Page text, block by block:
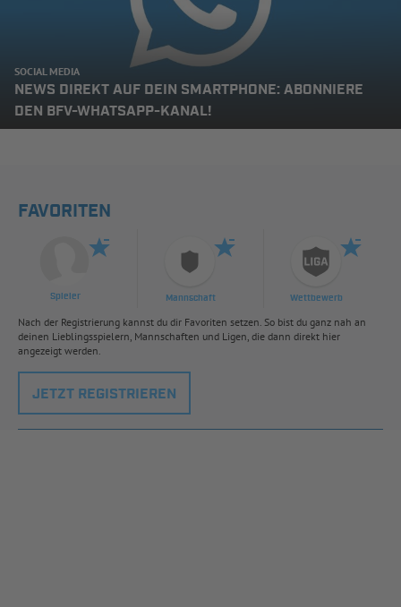
SOCIAL MEDIA
NEWS DIREKT AUF DEIN SMARTPHONE: ABONNIERE
DEN BFV-WHATSAPP-KANAL!
FAVORITEN
Spieler Mannschaft Wettbewerb
Nach der Registrierung kannst du dir Favoriten setzen. So bist du ganz nah an
deinen Lieblingsspielern, Mannschaften und Ligen, die dann direkt hier
angezeigt werden.
JETZT REGISTRIEREN